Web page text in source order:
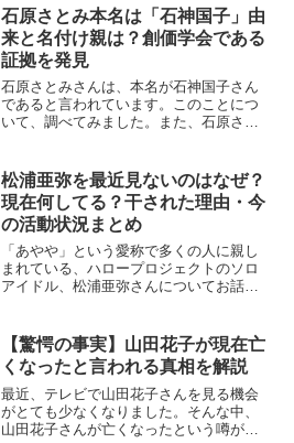
行われたのでしょうか？さっそく本記事
で解説していこうと思...
石原さとみ本名は「石神国子」由
来と名付け親は？創価学会である
証拠を発見
石原さとみさんは、本名が石神国子さん
であると言われています。このことにつ
いて、調べてみました。また、石原さん
り下げていきましょう。・【才女！】芦
田愛菜の両親の学歴・職業...
松浦亜弥を最近見ないのはなぜ？
現在何してる？干された理由・今
の活動状況まとめ
「あやや」という愛称で多くの人に親し
まれている、ハロープロジェクトのソロ
アイドル、松浦亜弥さんについてお話し
さんは大成功を収めたアイドルとして知
られています。彼女のブレ...
【驚愕の事実】山田花子が現在亡
くなったと言われる真相を解説
最近、テレビで山田花子さんを見る機会
がとても少なくなりました。そんな中、
山田花子さんが亡くなったという噂があ